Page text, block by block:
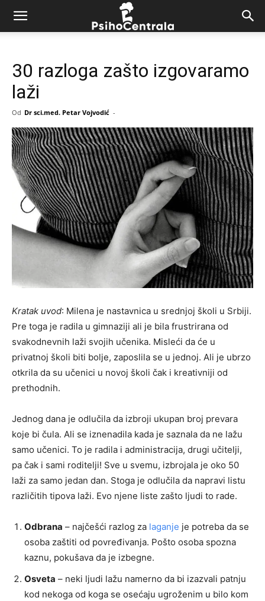
30 razloga zašto izgovaramo
laži
Od Dr sci.med. Petar Vojvodić -
Kratak uvod: Milena je nastavnica u srednjoj školi u Srbiji.
Pre toga je radila u gimnaziji ali je bila frustrirana od
svakodnevnih laži svojih učenika. Misleći da će u
privatnoj školi biti bolje, zaposlila se u jednoj. Ali je ubrzo
otkrila da su učenici u novoj školi čak i kreativniji od
prethodnih.
Jednog dana je odlučila da izbroji ukupan broj prevara
koje bi čula. Ali se iznenadila kada je saznala da ne lažu
samo učenici. To je radila i administracija, drugi učitelji,
pa čak i sami roditelji! Sve u svemu, izbrojala je oko 50
laži za samo jedan dan. Stoga je odlučila da napravi listu
različitih tipova laži. Evo njene liste zašto ljudi to rade.
Odbrana – najčešći razlog za laganje je potreba da se
osoba zaštiti od povređivanja. Pošto osoba spozna
kaznu, pokušava da je izbegne.
Osveta – neki ljudi lažu namerno da bi izazvali patnju
kod nekoga od koga se osećaju ugroženim u bilo kom